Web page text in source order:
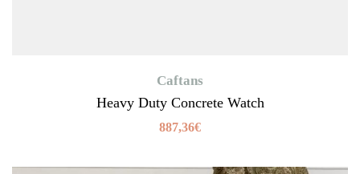
Caftans
Heavy Duty Concrete Watch
887,36€